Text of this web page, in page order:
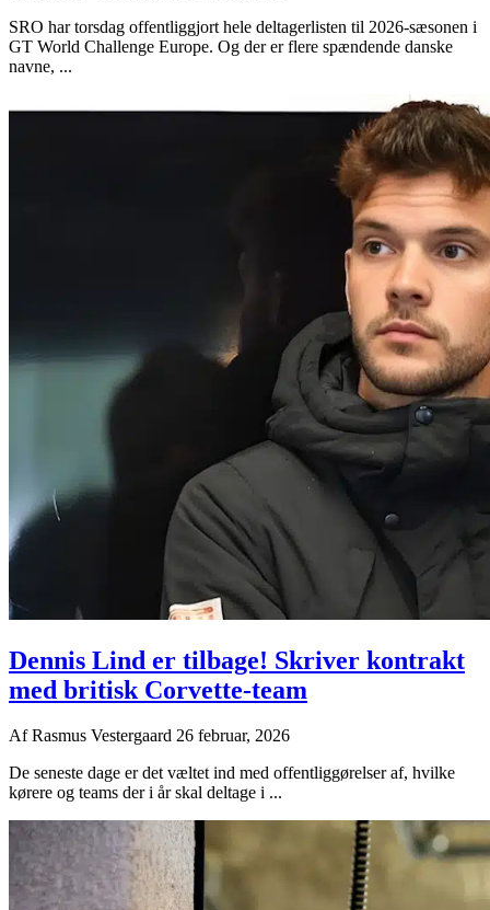
SRO har torsdag offentliggjort hele deltagerlisten til 2026-sæsonen i
GT World Challenge Europe. Og der er flere spændende danske
navne, ...
Dennis Lind er tilbage! Skriver kontrakt
med britisk Corvette-team
AfRasmus Vestergaard 26 februar, 2026
De seneste dage er det væltet ind med offentliggørelser af, hvilke
kørere og teams der i år skal deltage i ...